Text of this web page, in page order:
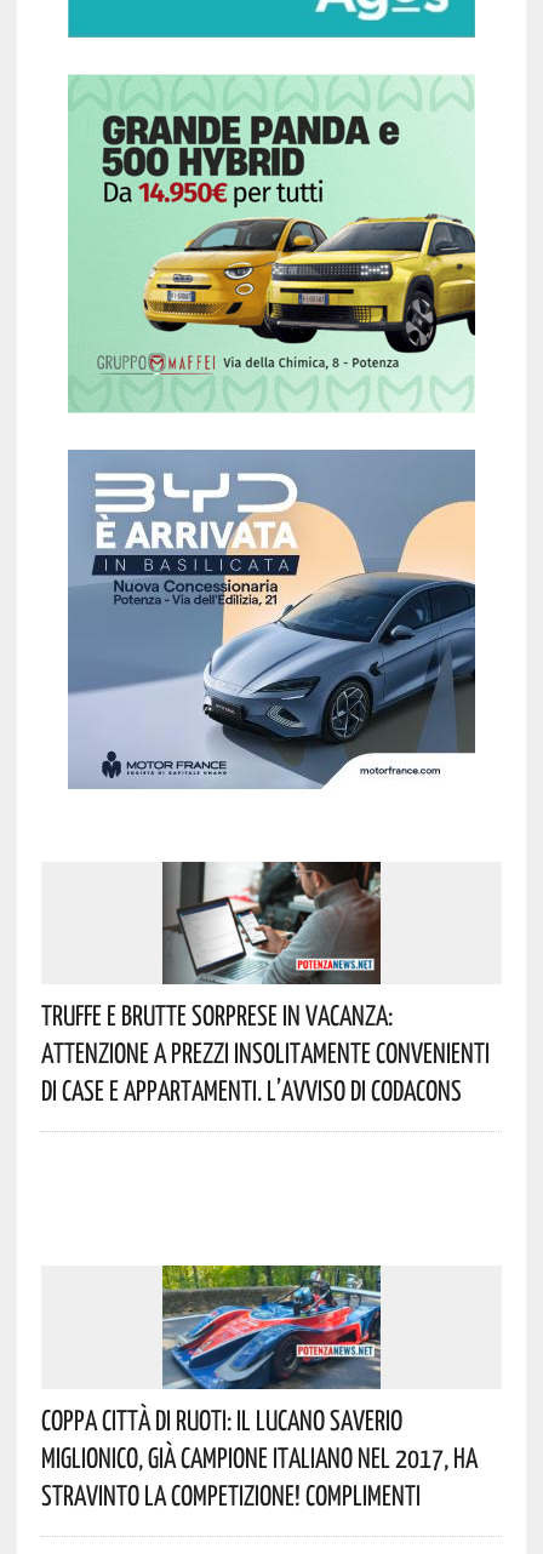
Truffe E Brutte Sorprese In Vacanza:
Attenzione A Prezzi Insolitamente Convenienti
Di Case E Appartamenti. L’avviso Di Codacons
Coppa Città Di Ruoti: Il Lucano Saverio
Miglionico, Già Campione Italiano Nel 2017, Ha
Stravinto La Competizione! Complimenti